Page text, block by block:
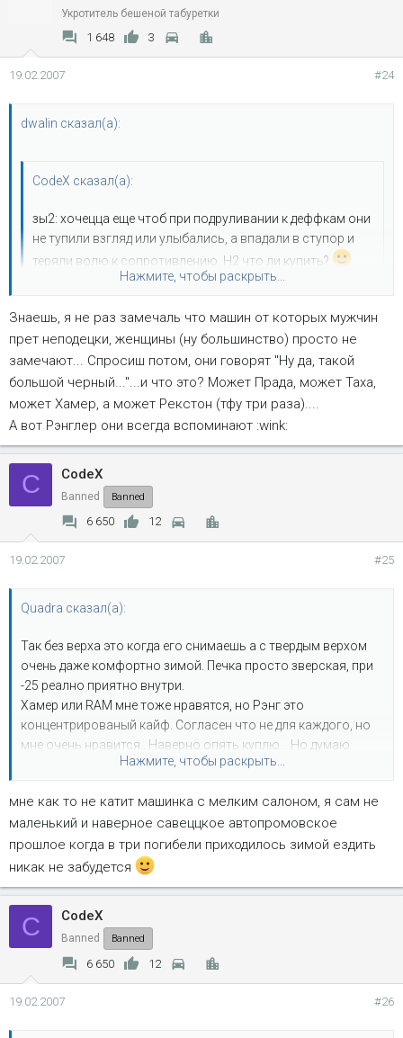
Укротитель бешеной табуретки
1 648 3
19.02.2007 #24
dwalin сказал(а):
CodeX сказал(а):
зы2: хочецца еще чтоб при подруливании к деффкам они
не тупили взгляд или улыбались, а впадали в ступор и
теряли волю к сопротивлению. H2 что ли купить?
Нажмите, чтобы раскрыть...
Нажмите, чтобы раскрыть...
Знаешь, я не раз замечаль что машин от которых мужчин
прет неподецки, женщины (ну большинство) просто не
замечают... Спросиш потом, они говорят "Ну да, такой
большой черный..."...и что это? Может Прада, может Таха,
может Хамер, а может Рекстон (тфу три раза)....
А вот Рэнглер они всегда вспоминают :wink:
C CodeX
Banned Banned
6 650 12
19.02.2007 #25
Quadra сказал(а):
Так без верха это когда его снимаешь а с твердым верхом
очень даже комфортно зимой. Печка просто зверская, при
-25 реално приятно внутри.
Хамер или RAM мне тоже нравятся, но Рэнг это
концентрированый кайф. Согласен что не для каждого, но
мне очень нравится...Наверно опять куплю... Но думаю
вколхозить V8...тогда это будет 100% моя машина.
Нажмите, чтобы раскрыть...
мне как то не катит машинка с мелким салоном, я сам не
маленький и наверное савеццкое автопромовское
прошлое когда в три погибели приходилось зимой ездить
никак не забудется
C CodeX
Banned Banned
6 650 12
19.02.2007 #26